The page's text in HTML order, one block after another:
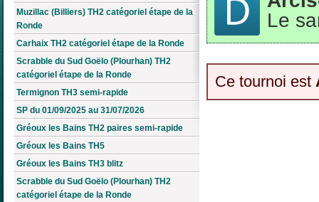
Muzillac (Billiers) TH2 catégoriel étape de la
Ronde
Carhaix TH2 catégoriel étape de la Ronde
Scrabble du Sud Goëlo (Plourhan) TH2
catégoriel étape de la Ronde
Termignon TH3 semi-rapide
SP du 01/09/2025 au 31/07/2026
Gréoux les Bains TH2 paires semi-rapide
Gréoux les Bains TH5
Gréoux les Bains TH3 blitz
Scrabble du Sud Goëlo (Plourhan) TH2
catégoriel étape de la Ronde
Le
Ce tournoi est